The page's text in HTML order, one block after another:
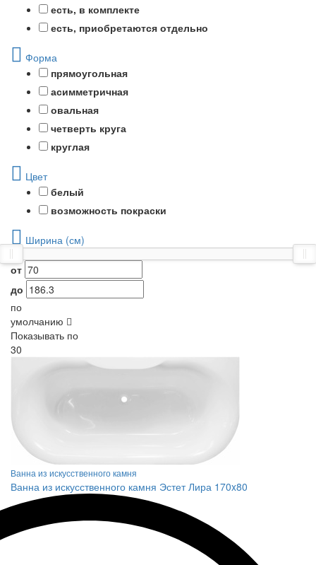
есть, в комплекте
есть, приобретаются отдельно
Форма
прямоугольная
асимметричная
овальная
четверть круга
круглая
Цвет
белый
возможность покраски
Ширина (см)
от
до
по
умолчанию
Показывать по
30
Ванна из искусственного камня
Ванна из искусственного камня Эстет Лира 170x80